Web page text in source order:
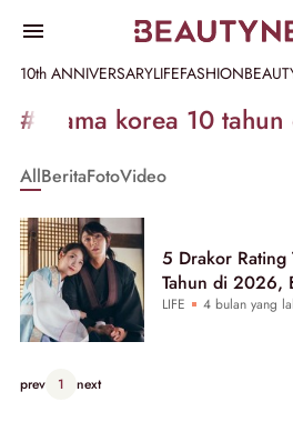
10th ANNIVERSARYLIFEFASHION
Informasi
[GET_DATA_TITLE]
Beautynesia
#drama korea 10
AllBeritaFotoVideo
5 Drakor
Tahun di 2026,
LIFE 4 bulan yang
prev 1 next